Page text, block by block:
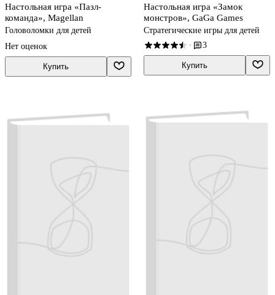
Настольная игра «Пазл-
команда», Magellan
Головоломки для детей
Нет оценок
Купить
Настольная игра «Замок
монстров», GaGa Games
Стратегические игры для детей
· 3
Купить